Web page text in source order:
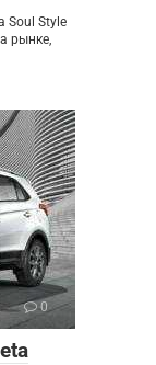
Soul Style
рынке,
0